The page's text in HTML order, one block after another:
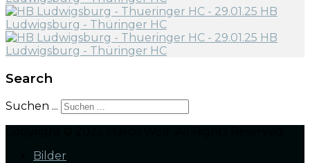
Search
Suchen ...
Bilder